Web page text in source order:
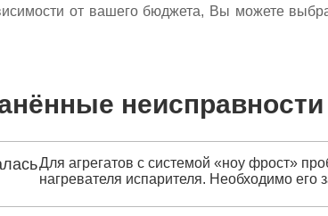
от вашего бюджета, Вы можете
неисправности
Для агрегатов с системой «ноу фрост»
нагревателя испарителя. Необходимо его